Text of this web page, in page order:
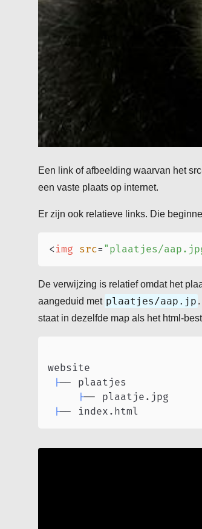
Een link of afbeelding waarvan het
een vaste plaats op internet.
Er zijn ook relatieve links. Die
<img src= " plaatjes/
De verwijzing is relatief omdat het
aangeduid met plaatjes/aap.jp
staat in dezelfde map als het html-
website
|-- plaatjes
|-- plaatje.jpg
|